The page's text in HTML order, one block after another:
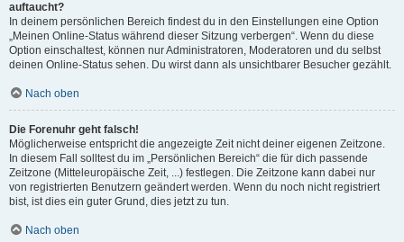
auftaucht?
In deinem persönlichen Bereich findest du in den Einstellungen eine Option
„Meinen Online-Status während dieser Sitzung verbergen“. Wenn du diese
Option einschaltest, können nur Administratoren, Moderatoren und du selbst
deinen Online-Status sehen. Du wirst dann als unsichtbarer Besucher gezählt.
Nach oben
Die Forenuhr geht falsch!
Möglicherweise entspricht die angezeigte Zeit nicht deiner eigenen Zeitzone.
In diesem Fall solltest du im „Persönlichen Bereich“ die für dich passende
Zeitzone (Mitteleuropäische Zeit, ...) festlegen. Die Zeitzone kann dabei nur
von registrierten Benutzern geändert werden. Wenn du noch nicht registriert
bist, ist dies ein guter Grund, dies jetzt zu tun.
Nach oben